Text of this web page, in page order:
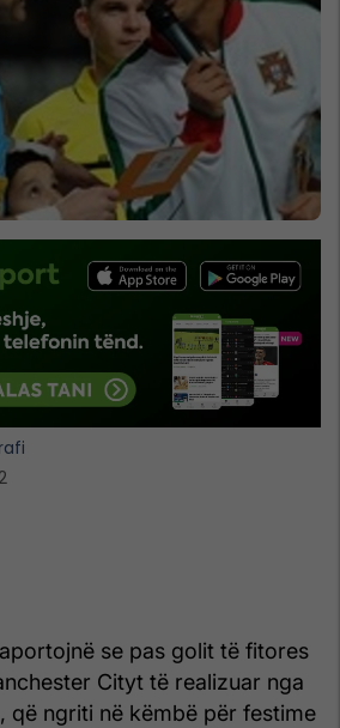
se pas golit të fitores
Cityt të realizuar nga
që ngriti në këmbë për festime